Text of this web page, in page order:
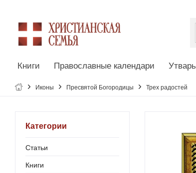
Книги Православные календари Утварь
Иконы Пресвятой Богородицы Трех радостей
Категории
Статьи
Книги